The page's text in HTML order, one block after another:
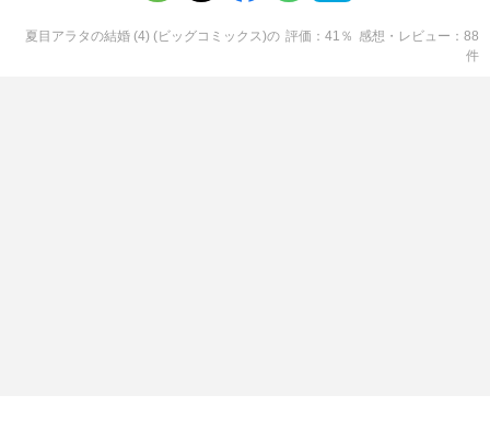
夏目アラタの結婚 (4) (ビッグコミックス)の 評価 41 ％ 感想・レビュー
88
件